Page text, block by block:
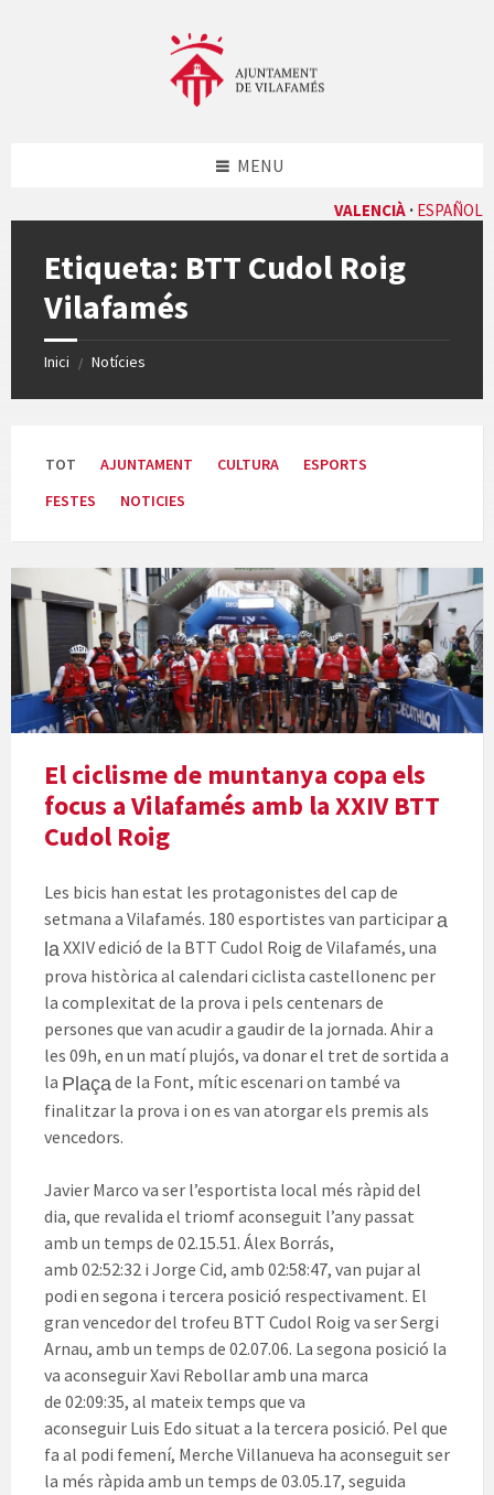
VALENCIÀ ESPAÑOL
MENU
Etiqueta: BTT Cudol Roig
Vilafamés
Inici / Notícies
TOT AJUNTAMENT CULTURA
ESPORTS
FESTES
NOTICIES
Eixida
de
la
BTT
Cudol
Roig
Vilafamés
El ciclisme de muntanya copa els
focus a Vilafamés amb la XXIV BTT
Cudol Roig
Les bicis han estat les protagonistes del cap de
setmana a Vilafamés. 180 esportistes van participara
laXXIV edició de la BTT Cudol Roig de Vilafamés, una
prova històrica al calendari ciclista castellonenc per
la complexitat de la prova i pels centenars de
persones que van acudir a gaudir de la jornada. Ahir a
les 09h, en un matí plujós, va donar el tret de sortida a
la Plaçade la Font, mític escenari on també va
finalitzar la prova i on es van atorgar els premis als
vencedors.
Javier Marco va ser l’esportista local més ràpid del
dia, que revalida el triomf aconseguit l’any passat
amb un temps de 02.15.51. Álex Borrás,
amb 02:52:32 i Jorge Cid, amb 02:58:47, van pujar al
podi en segona i tercera posició respectivament. El
gran vencedor del trofeu BTT Cudol Roig va ser Sergi
Arnau, amb un temps de 02.07.06. La segona posició la
va aconseguir Xavi Rebollar amb una marca
de 02:09:35, al mateix temps que va
aconseguir Luis Edo situat a la tercera posició. Pel que
fa al podi femení, Merche Villanueva ha aconseguit ser
la més ràpida amb un temps de 03.05.17, seguida